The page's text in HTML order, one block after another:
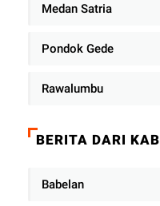
Medan Satria
Pondok Gede
Rawalumbu
BERITA DARI
Babelan